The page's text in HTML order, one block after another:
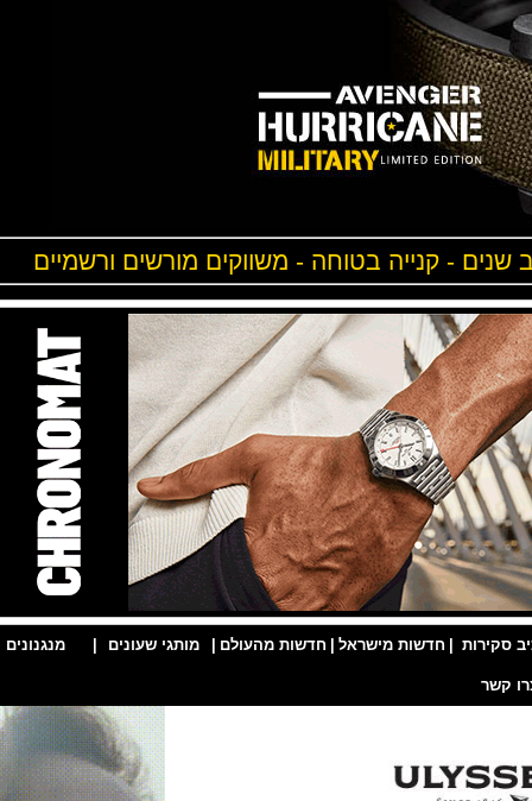
- קנייה בטוחה - משווקים מורשים ורשמיים
| חדשות מישראל | חדשות מהעולם | מותגי שעונים | מנגנונים |